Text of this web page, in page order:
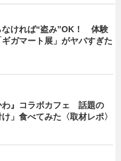
なければ“盗み”OK！ 体験
ガマート展」がヤバすぎた
わ』コラボカフェ 話題の
け」食べてみた〈取材レポ〉